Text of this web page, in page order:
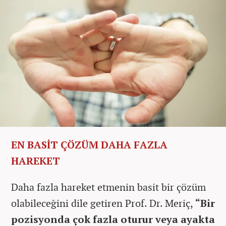
EN BASİT ÇÖZÜM DAHA FAZLA
HAREKET
Daha fazla hareket etmenin basit bir çözüm
olabileceğini dile getiren Prof. Dr. Meriç, “Bir
pozisyonda çok fazla oturur veya ayakta